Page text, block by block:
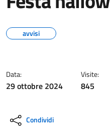
avvisi
Data:
29 ottobre 2024
Visite:
845
Condividi